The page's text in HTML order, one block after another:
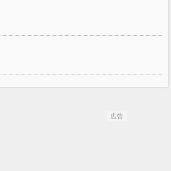
広告